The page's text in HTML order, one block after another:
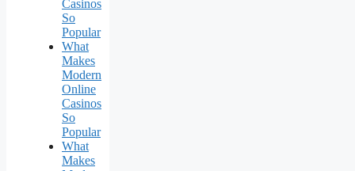
Casinos
So
Popular
What
Makes
Modern
Online
Casinos
So
Popular
What
Makes